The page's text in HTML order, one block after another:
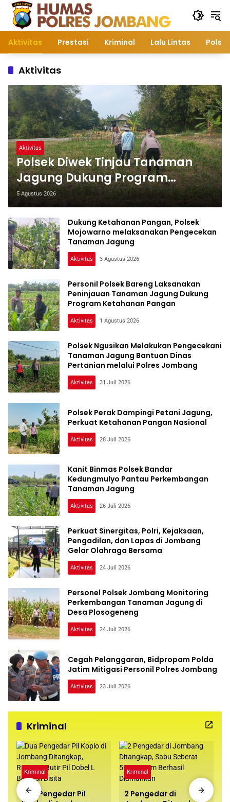
Langsung
konten
Aktivitas Prestasi Kriminal Lalu Lintas
Aktivitas
Aktivitas
Polsek Diwek Tinjau Tanaman
Jagung Dukung Program
Nasional Asta Cita
5 Agustus 2026
Dukung Ketahanan Pangan, Polsek
Mojowarno melaksanakan Pengecekan
Tanaman Jagung
Aktivitas 3 Agustus 2026
Personil Polsek Bareng Laksanakan
Peninjauan Tanaman Jagung Dukung
Program Ketahanan Pangan
Aktivitas 1 Agustus 2026
Polsek Ngusikan Melakukan Pengecekani
Tanaman Jagung Bantuan Dinas
Pertanian melalui Polres Jombang
Aktivitas 31 Juli 2026
Polsek Perak Dampingi Petani Jagung,
Perkuat Ketahanan Pangan Nasional
Aktivitas 28 Juli 2026
Kanit Binmas Polsek Bandar
Kedungmulyo Pantau Perkembangan
Tanaman Jagung
Aktivitas 26 Juli 2026
Perkuat Sinergitas, Polri, Kejaksaan,
Pengadilan, dan Lapas di Jombang
Gelar Olahraga Bersama
Aktivitas 24 Juli 2026
Personel Polsek Jombang Monitoring
Perkembangan Tanaman Jagung di
Desa Plosogeneng
Aktivitas 24 Juli 2026
Cegah Pelanggaran, Bidpropam Polda
Jatim Mitigasi Personil Polres Jombang
Aktivitas 23 Juli 2026
Kriminal
Kriminal
Dua Pengedar Pil
Kriminal
2 Pengedar di